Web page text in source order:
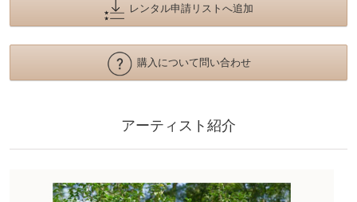
レンタル申請リストへ追加
購入について問い合わせ
アーティスト紹介